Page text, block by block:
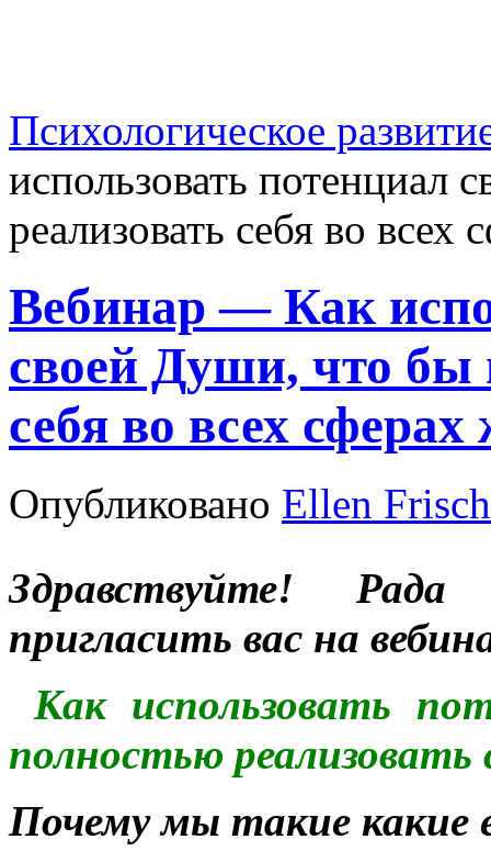
Психологическое
использовать
реализовать себя во всех
Вебинар — Как
своей Души, что бы
себя во всех
Опубликовано Ellen
Здравствуйте!
пригласить вас на
Как использовать
полностью реализовать
Почему мы такие какие